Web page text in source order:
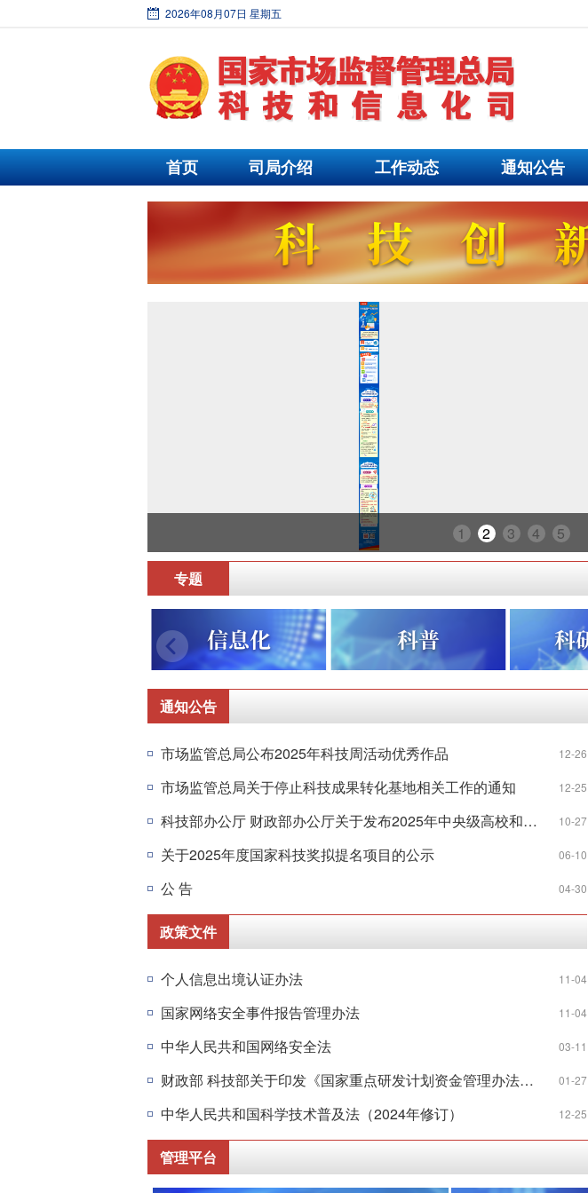
2026年08月07日 星期五
首页 司局介绍 工作动态 通知公告
1 2 3 4 5
专题
通知公告
市场监管总局公布2025年科技周活动优秀作品 12-26
市场监管总局关于停止科技成果转化基地相关工作的通知 12-25
科技部办公厅 财政部办公厅关于发布2025年中央级高校和科研院所等单位重大科研基础设施和大型科研仪器开放共享评价考核结果的通知 10-27
关于2025年度国家科技奖拟提名项目的公示 06-10
公 告 04-30
政策文件
个人信息出境认证办法 11-04
国家网络安全事件报告管理办法 11-04
中华人民共和国网络安全法 03-11
财政部 科技部关于印发《国家重点研发计划资金管理办法》的通知 01-27
中华人民共和国科学技术普及法（2024年修订） 12-25
管理平台